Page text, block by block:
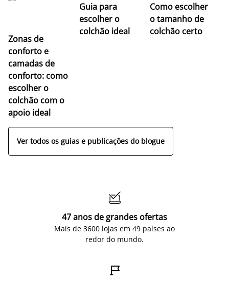
Zonas de
conforto e
camadas de
conforto: como
escolher o
colchão com o
apoio ideal
Guia para
escolher o
colchão ideal
Como escolher
o tamanho de
colchão certo
Ver todos os guias e publicações do blogue

47 anos de grandes ofertas
Mais de 3600 lojas em 49 países ao
redor do mundo.
